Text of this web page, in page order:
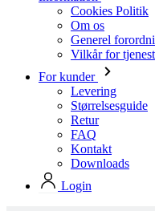
For kunder
Levering
Størrelsesguide
Retur
Kontakt
Downloads
Login